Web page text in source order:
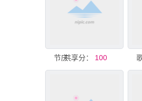
节庆贺卡设计
共享分： 100